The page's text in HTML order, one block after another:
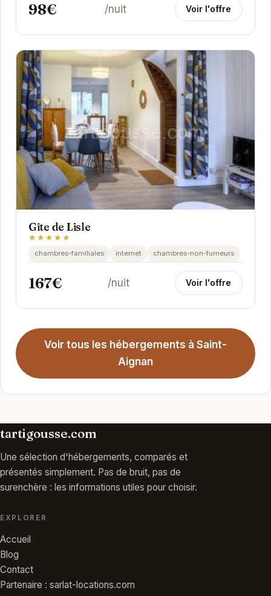
98€ /nuit Voir l'offre
Gîte de Lisle
★★★★★
chambres-familiales internet chambres-non-fumeurs
167€ /nuit Voir l'offre
Voir tous les hébergements à Saint-
Aignan
tartigousse.com
Une sélection d'hébergements, comparés et
présentés simplement. Pas de bruit, pas de
surenchère : les informations utiles pour choisir.
EXPLORER
Accueil
Blog
Contact
Partenaire : sarlat-locations.com